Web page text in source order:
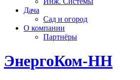
Дача
Сад и огород
О компании
Партнёры
ЭнергоКом-НН